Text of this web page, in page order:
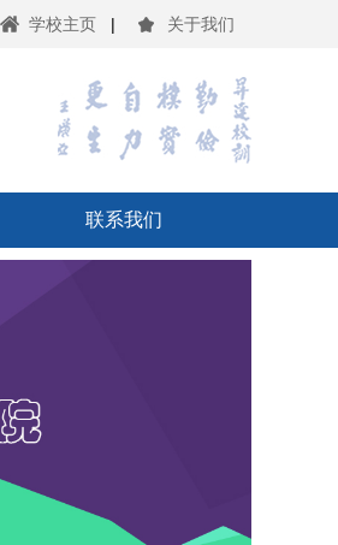
学校主页 | 关于我们
联系我们